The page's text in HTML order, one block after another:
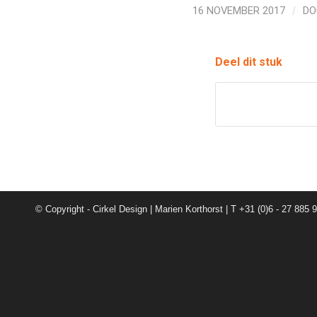
16 NOVEMBER 2017 /
Deel dit stuk
© Copyright - Cirkel Design | Marien Korthorst | T +31 (0)6 - 27 885